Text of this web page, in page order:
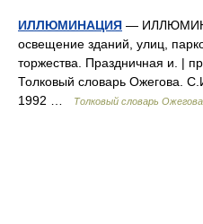
ИЛЛЮМИНАЦИЯ —
освещение зданий, улиц,
торжества. Праздничная и. |
Толковый словарь Ожегова.
1992 …
Толковый словарь Ожегова